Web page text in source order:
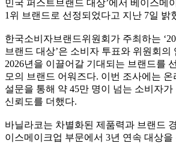
민국 퍼스트브랜드 대상’에서 베이스메
1위 브랜드로 선정되었다고 지난 7일 밝
한국소비자브랜드위원회가 주최하는
브랜드 대상’은 소비자 투표와 위원회의
2026년을 이끌어갈 기대되는 브랜드를
모의 브랜드 어워즈다. 이번 조사에는
설문을 통해 약 45만 명이 넘는 소비자
신뢰도를 더했다.
바닐라코는 차별화된 제품력과 브랜드
이스메이크업 부문에서 3년 연속 대상을